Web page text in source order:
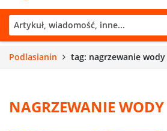
Podlasianin tag: nagrzewanie wody
NAGRZEWANIE WODY